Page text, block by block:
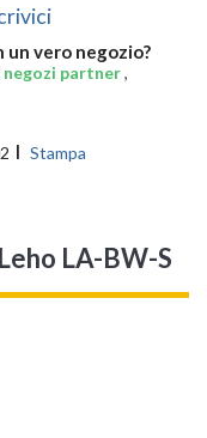
un vero negozio?
negozi partner,
Stampa
LA-BW-S